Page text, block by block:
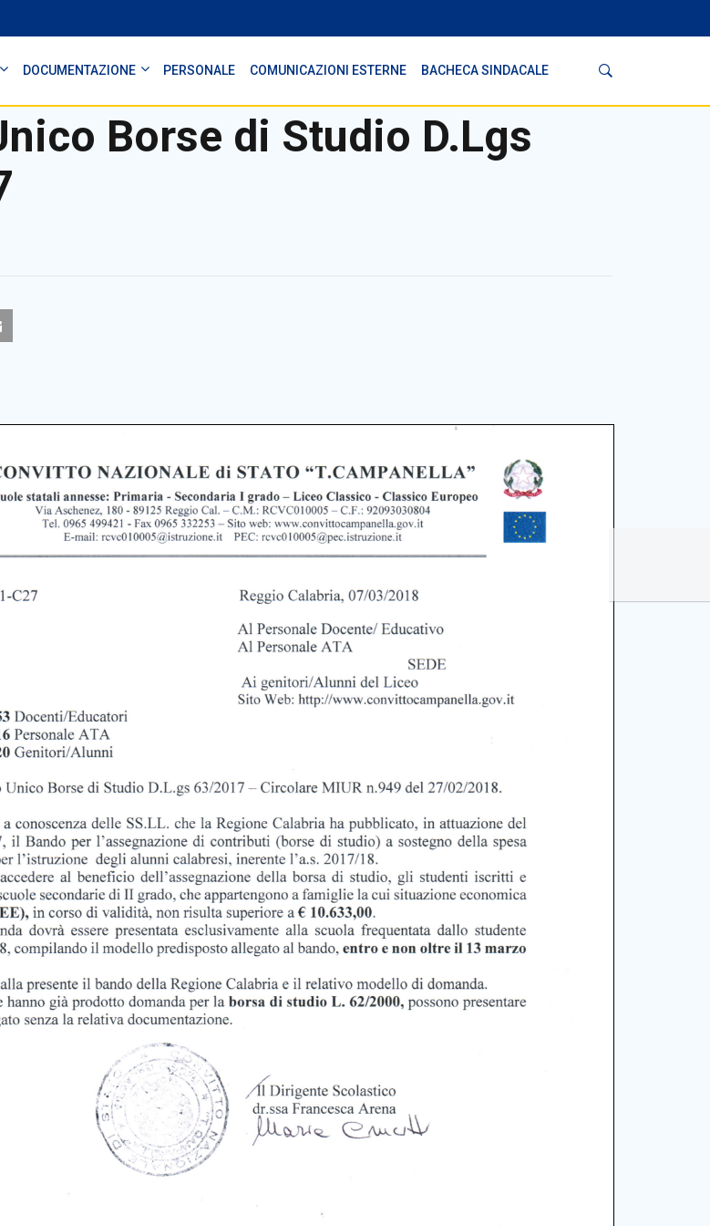
DOCUMENTAZIONE PERSONALE COMUNICAZIONI ESTERNE BACHECA SINDACALE
Borse di Studio D.Lgs